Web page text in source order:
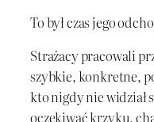
To był czas jego
Strażacy pracowali
szybkie, konkretne,
kto nigdy nie widział
oczekiwać krzyku,